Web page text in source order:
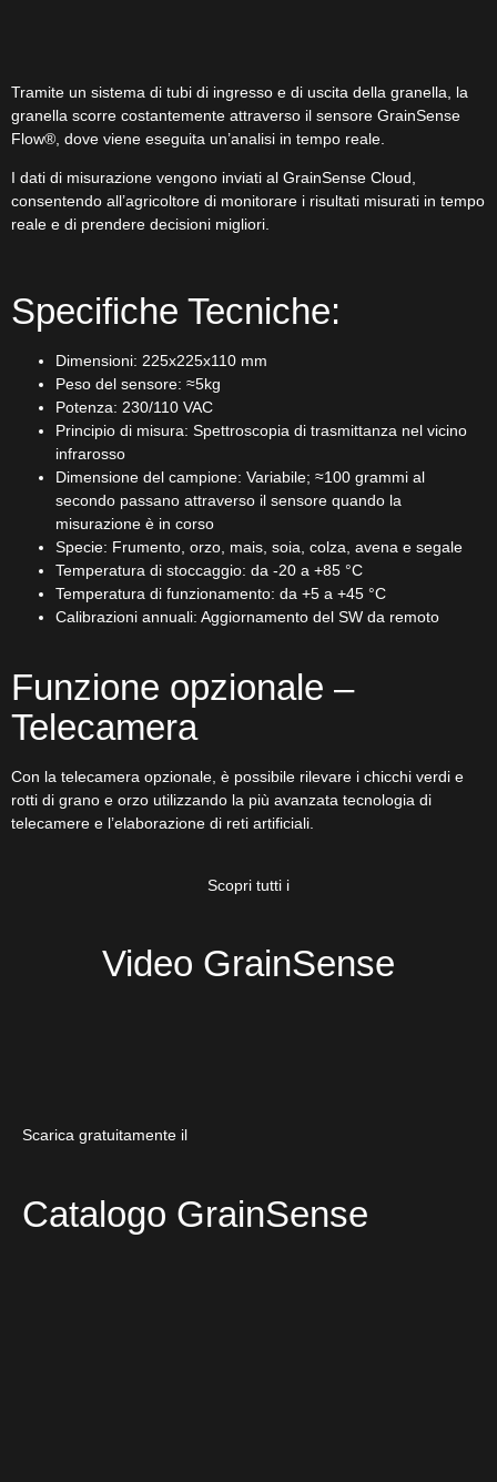
Tramite un sistema di tubi di ingresso e di uscita della granella, la
granella scorre costantemente attraverso il sensore GrainSense
Flow®, dove viene eseguita un’analisi in tempo reale.
I dati di misurazione vengono inviati al GrainSense Cloud,
consentendo all’agricoltore di monitorare i risultati misurati in tempo
reale e di prendere decisioni migliori.
Specifiche Tecniche:
Dimensioni: 225x225x110 mm
Peso del sensore: ≈5kg
Potenza: 230/110 VAC
Principio di misura: Spettroscopia di trasmittanza nel vicino
infrarosso
Dimensione del campione: Variabile; ≈100 grammi al
secondo passano attraverso il sensore quando la
misurazione è in corso
Specie: Frumento, orzo, mais, soia, colza, avena e segale
Temperatura di stoccaggio: da -20 a +85 °C
Temperatura di funzionamento: da +5 a +45 °C
Calibrazioni annuali: Aggiornamento del SW da remoto
Funzione opzionale –
Telecamera
Con la telecamera opzionale, è possibile rilevare i chicchi verdi e
rotti di grano e orzo utilizzando la più avanzata tecnologia di
telecamere e l’elaborazione di reti artificiali.
Scopri tutti i
Video GrainSense
Scarica gratuitamente il
Catalogo GrainSense